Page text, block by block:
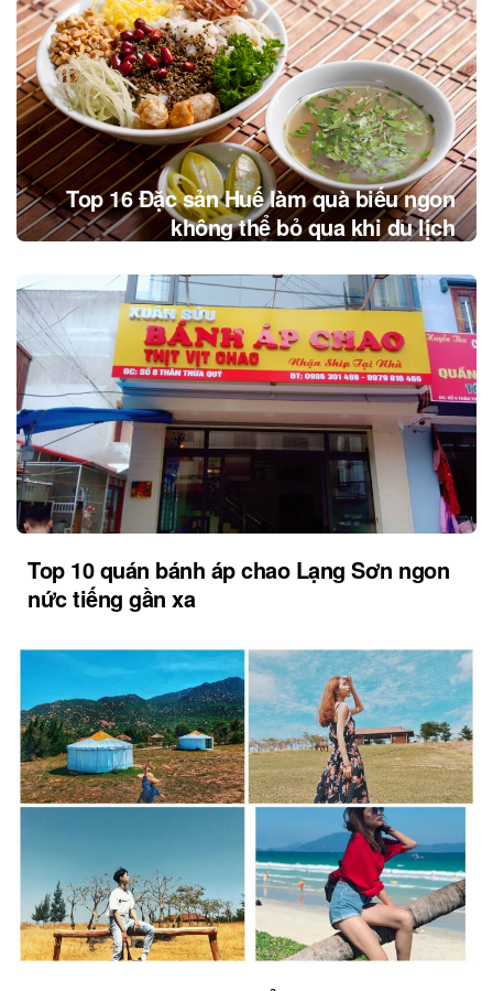
Top 16 Đặc sản Huế làm quà biếu ngon
không thể bỏ qua khi du lịch
Top 10 quán bánh áp chao Lạng Sơn ngon
nức tiếng gần xa